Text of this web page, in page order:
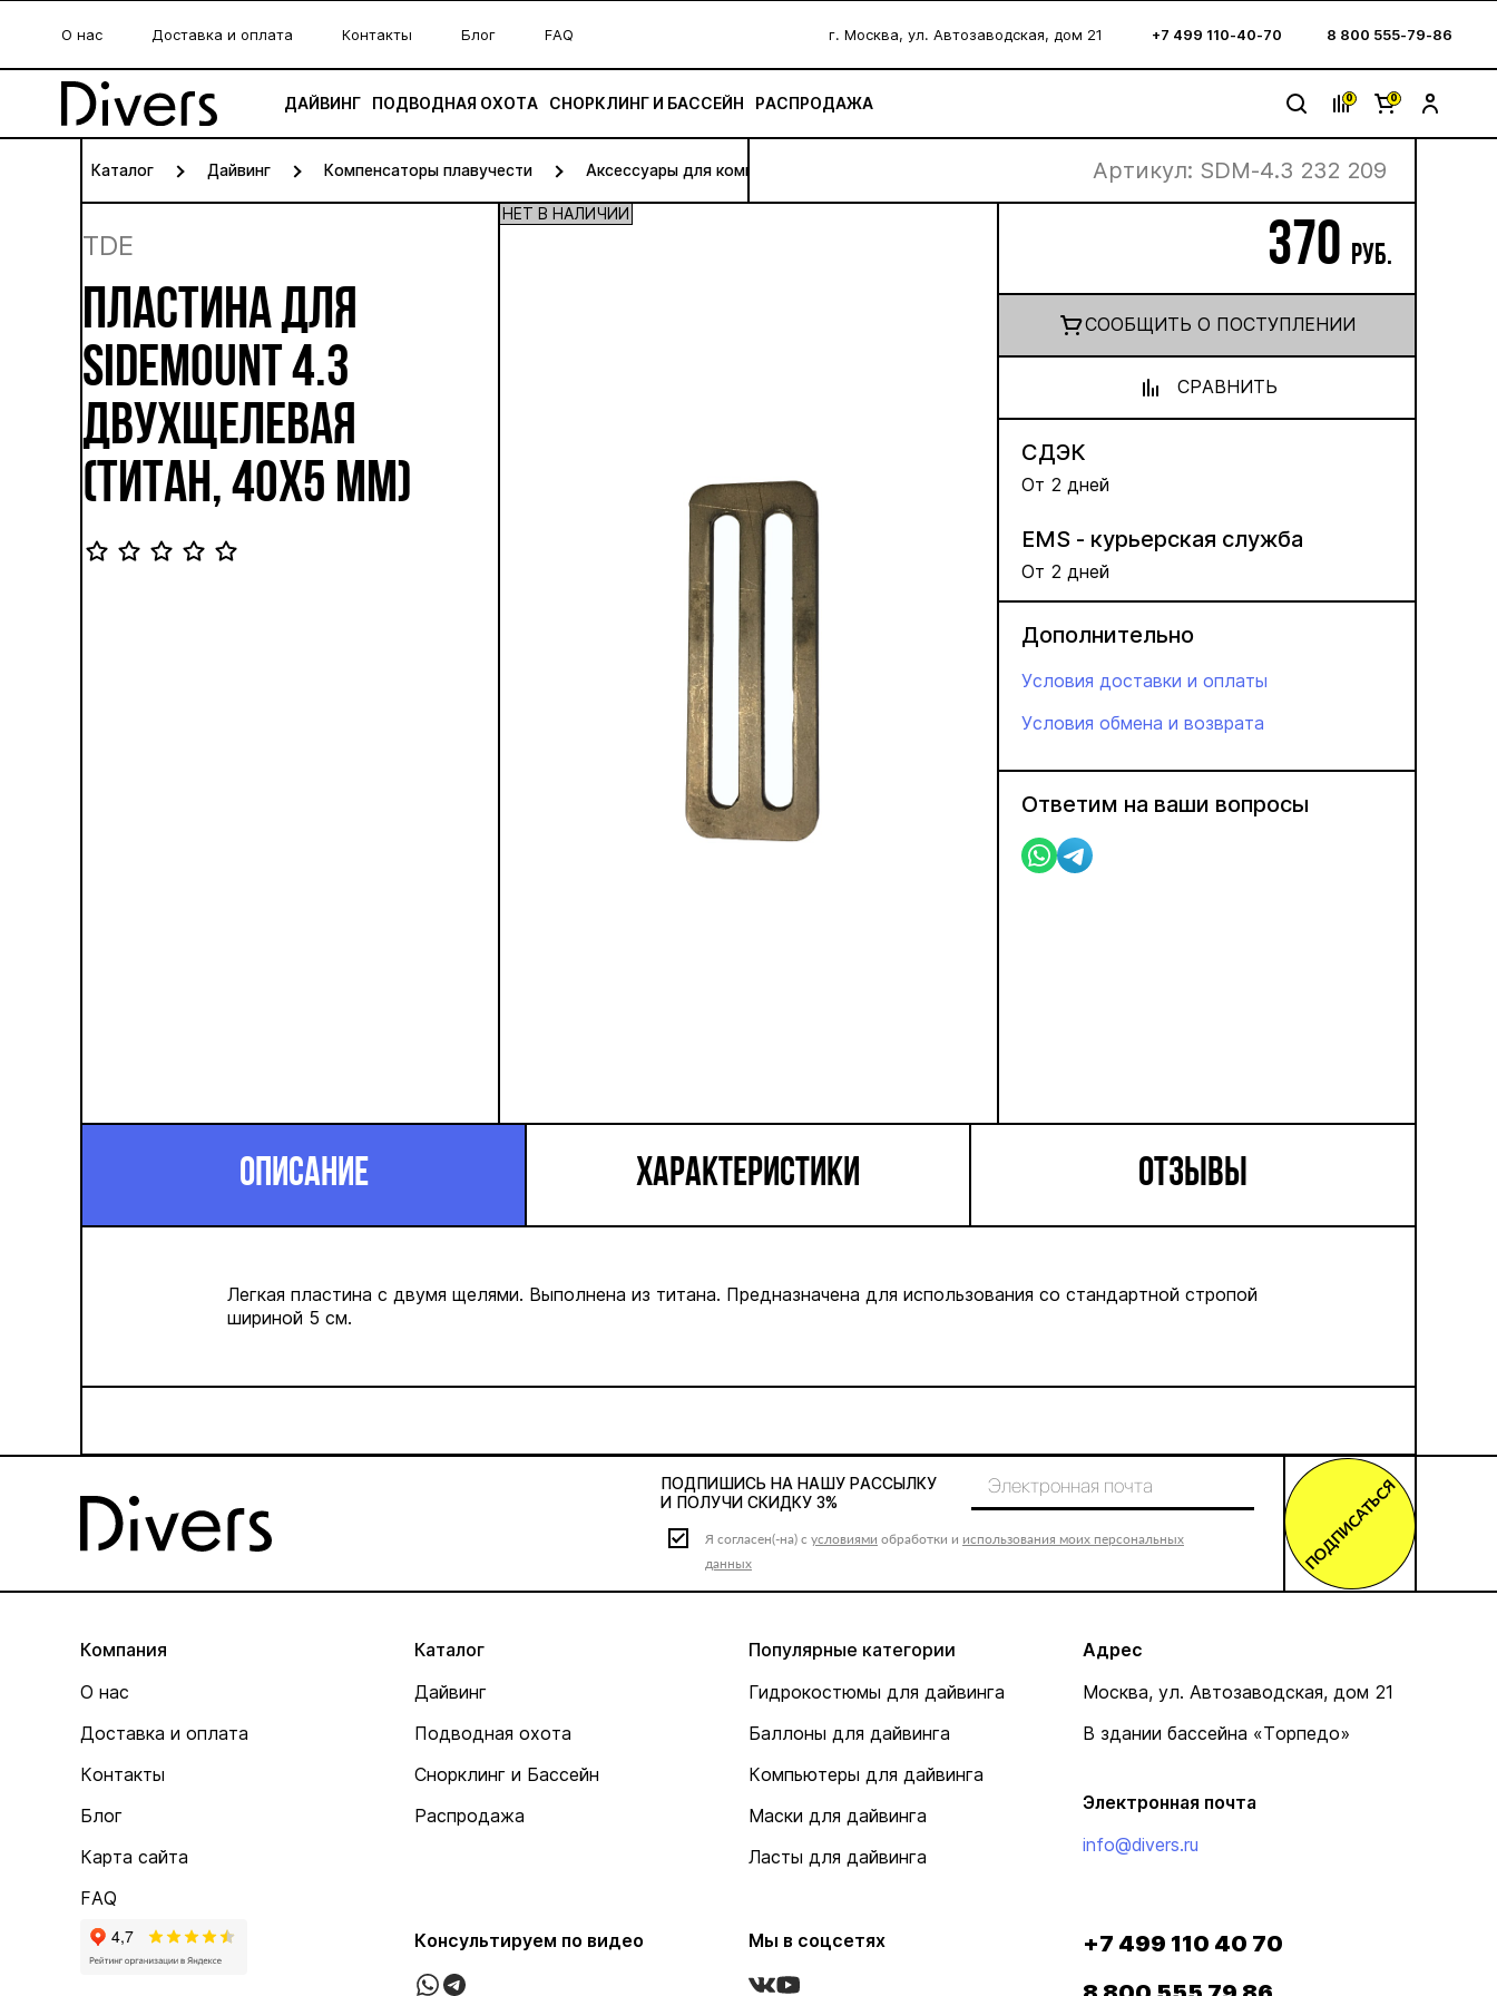
О нас Доставка и оплата Контакты Блог FAQ г. Москва, ул. Автозаводская, дом 21 +7 499 110-40-70 8 800 555-79-86
ДАЙВИНГ ПОДВОДНАЯ ОХОТА СНОРКЛИНГ И БАССЕЙН РАСПРОДАЖА 0 0
Каталог Дайвинг Компенсаторы плавучести Аксессуары для компенсаторов Артикул: SDM-4.3 232 209
TDE
ПЛАСТИНА ДЛЯ
SIDEMOUNT 4.3
ДВУХЩЕЛЕВАЯ
(ТИТАН, 40Х5 ММ)
НЕТ В НАЛИЧИИ
370 руб.
CООБЩИТЬ О ПОСТУПЛЕНИИ
СРАВНИТЬ
СДЭК
От 2 дней
EMS - курьерская служба
От 2 дней
Дополнительно
Условия доставки и оплаты
Условия обмена и возврата
Ответим на ваши вопросы
ОПИСАНИЕ ХАРАКТЕРИСТИКИ ОТЗЫВЫ
Легкая пластина с двумя щелями. Выполнена из титана. Предназначена для использования со стандартной стропой
шириной 5 см.
ПОДПИШИСЬ НА НАШУ РАССЫЛКУ
И ПОЛУЧИ СКИДКУ 3%
Я согласен(-на) с условиями обработки и использования моих персональных
данных
ПОДПИСАТЬСЯ
Компания
О нас
Доставка и оплата
Контакты
Блог
Карта сайта
FAQ
Каталог
Дайвинг
Подводная охота
Снорклинг и Бассейн
Распродажа
Популярные категории
Гидрокостюмы для дайвинга
Баллоны для дайвинга
Компьютеры для дайвинга
Маски для дайвинга
Ласты для дайвинга
Адрес
Москва, ул. Автозаводская, дом 21
В здании бассейна «Торпедо»
Электронная почта
info@divers.ru
Консультируем по видео Мы в соцсетях
+7 499 110 40 70